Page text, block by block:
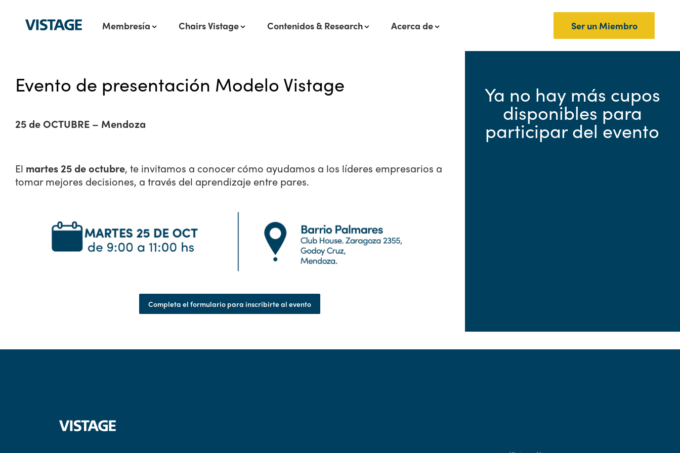
Membresía Chairs Vistage Contenidos & Research Acerca de Ser un Miembro
Evento de presentación Modelo Vistage
25 de OCTUBRE – Mendoza
El martes 25 de octubre, te invitamos a conocer cómo ayudamos a los líderes empresarios a
tomar mejores decisiones, a través del aprendizaje entre pares.
Completa el formulario para inscribirte al evento
Ya no hay más cupos
disponibles para
participar del evento